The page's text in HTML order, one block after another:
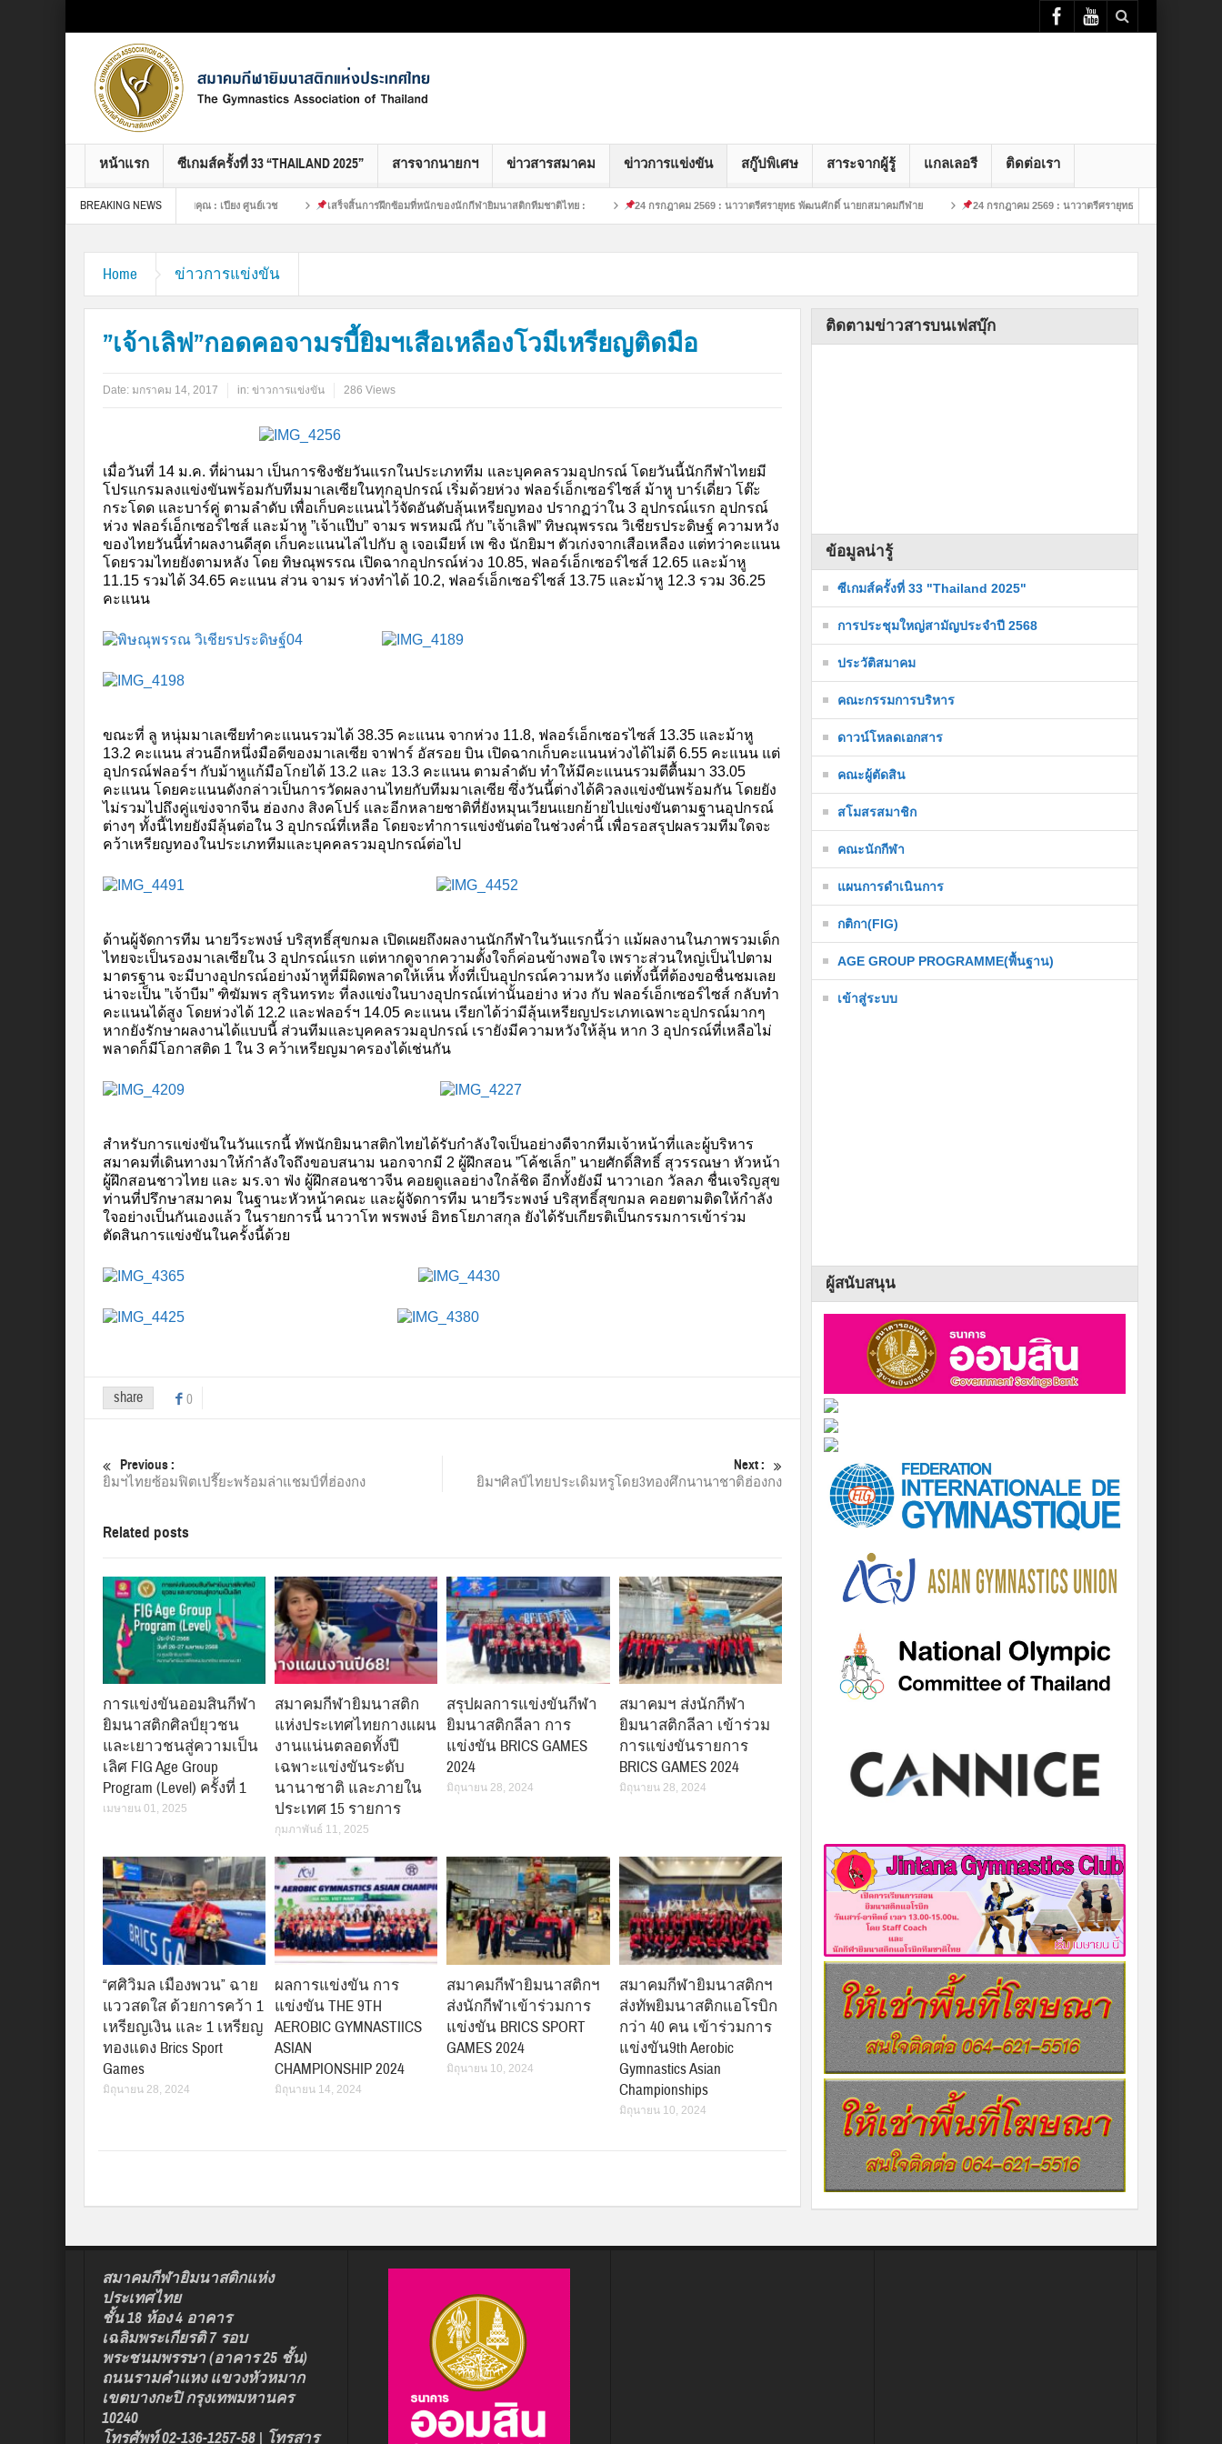
หน้าแรก ซีเกมส์ครั้งที่ 33 “THAILAND 2025” สารจากนายกฯ ข่าวสารสมาคม ข่าวการแข่งขัน สกู๊ปพิเศษ สาระจากผู้รู้ แกลเลอรี ติดต่อเรา
BREAKING NEWS
มนาสติกแห่งประเทศไทย ขอขอบคุณ : เปียง ศูนย์เวช เสร็จสิ้นการฝึกซ้อมที่หนักของนักกีฬายิมนาสติกทีมชาติไทย : 24 กรกฎาคม 2569 : นาวาตรีศรายุทธ พัฒนศักดิ์ นายกสมาคมกีฬาย 24 กรกฎาคม 2569 : นาวาตรีศรายุทธ พัฒนศักดิ์ นายกสมาคมกีฬาย
Home ข่าวการแข่งขัน
”เจ้าเลิฟ”กอดคอจามรบี้ยิมฯเสือเหลืองโวมีเหรียญติดมือ
Date: มกราคม 14, 2017 in: ข่าวการแข่งขัน 286 Views
เมื่อวันที่ 14 ม.ค. ที่ผ่านมา เป็นการชิงชัยวันแรกในประเภททีม และบุคคลรวมอุปกรณ์ โดยวันนี้นักกีฬาไทยมี
โปรแกรมลงแข่งขันพร้อมกับทีมมาเลเซียในทุกอุปกรณ์ เริ่มด้วยห่วง ฟลอร์เอ็กเซอร์ไซส์ ม้าหู บาร์เดี่ยว โต๊ะ
กระโดด และบาร์คู่ ตามลำดับ เพื่อเก็บคะแนนไว้จัดอันดับลุ้นเหรียญทอง ปรากฏว่าใน 3 อุปกรณ์แรก อุปกรณ์
ห่วง ฟลอร์เอ็กเซอร์ไซส์ และม้าหู ”เจ้าแป๊บ” จามร พรหมณี กับ ”เจ้าเลิฟ” ทิษณุพรรณ วิเชียรประดิษฐ์ ความหวัง
ของไทยวันนี้ทำผลงานดีสุด เก็บคะแนนไล่ไปกับ ลู เจอเมียห์ เพ ซิง นักยิมฯ ตัวเก่งจากเสือเหลือง แต่ทว่าคะแนน
โดยรวมไทยยังตามหลัง โดย ทิษณุพรรณ เปิดฉากอุปกรณ์ห่วง 10.85, ฟลอร์เอ็กเซอร์ไซส์ 12.65 และม้าหู
11.15 รวมได้ 34.65 คะแนน ส่วน จามร ห่วงทำได้ 10.2, ฟลอร์เอ็กเซอร์ไซส์ 13.75 และม้าหู 12.3 รวม 36.25
คะแนน
ขณะที่ ลู หนุ่มมาเลเซียทำคะแนนรวมได้ 38.35 คะแนน จากห่วง 11.8, ฟลอร์เอ็กเซอรไซส์ 13.35 และม้าหู
13.2 คะแนน ส่วนอีกหนึ่งมือดีของมาเลเซีย จาฟาร์ อัสรอย บิน เปิดฉากเก็บคะแนนห่วงได้ไม่ดี 6.55 คะแนน แต่
อุปกรณ์ฟลอร์ฯ กับม้าหูแก้มือโกยได้ 13.2 และ 13.3 คะแนน ตามลำดับ ทำให้มีคะแนนรวมตีตื้นมา 33.05
คะแนน โดยคะแนนดังกล่าวเป็นการวัดผลงานไทยกับทีมมาเลเซีย ซึ่งวันนี้ต่างได้คิวลงแข่งขันพร้อมกัน โดยยัง
ไม่รวมไปถึงคู่แข่งจากจีน ฮ่องกง สิงคโปร์ และอีกหลายชาติที่ยังหมุนเวียนแยกย้ายไปแข่งขันตามฐานอุปกรณ์
ต่างๆ ทั้งนี้ไทยยังมีลุ้นต่อใน 3 อุปกรณ์ที่เหลือ โดยจะทำการแข่งขันต่อในช่วงค่ำนี้ เพื่อรอสรุปผลรวมทีมใดจะ
คว้าเหรียญทองในประเภททีมและบุคคลรวมอุปกรณ์ต่อไป
ด้านผู้จัดการทีม นายวีระพงษ์ บริสุทธิ์สุขกมล เปิดเผยถึงผลงานนักกีฬาในวันแรกนี้ว่า แม้ผลงานในภาพรวมเด็ก
ไทยจะเป็นรองมาเลเซียใน 3 อุปกรณ์แรก แต่หากดูจากความตั้งใจก็ค่อนข้างพอใจ เพราะส่วนใหญ่เป็นไปตาม
มาตรฐาน จะมีบางอุปกรณ์อย่างม้าหูที่มีผิดพลาดให้เห็น ทั้งที่เป็นอุปกรณ์ความหวัง แต่ทั้งนี้ที่ต้องขอชื่นชมเลย
น่าจะเป็น ”เจ้าบีม” ฑิฆัมพร สุรินทรทะ ที่ลงแข่งในบางอุปกรณ์เท่านั้นอย่าง ห่วง กับ ฟลอร์เอ็กเซอร์ไซส์ กลับทำ
คะแนนได้สูง โดยห่วงได้ 12.2 และฟลอร์ฯ 14.05 คะแนน เรียกได้ว่ามีลุ้นเหรียญประเภทเฉพาะอุปกรณ์มากๆ
หากยังรักษาผลงานได้แบบนี้ ส่วนทีมและบุคคลรวมอุปกรณ์ เรายังมีความหวังให้ลุ้น หาก 3 อุปกรณ์ที่เหลือไม่
พลาดก็มีโอกาสติด 1 ใน 3 คว้าเหรียญมาครองได้เช่นกัน
สำหรับการแข่งขันในวันแรกนี้ ทัพนักยิมนาสติกไทยได้รับกำลังใจเป็นอย่างดีจากทีมเจ้าหน้าที่และผู้บริหาร
สมาคมที่เดินทางมาให้กำลังใจถึงขอบสนาม นอกจากมี 2 ผู้ฝึกสอน ”โค้ชเล็ก” นายศักดิ์สิทธิ์ สุวรรณษา หัวหน้า
ผู้ฝึกสอนชาวไทย และ มร.จา ฟ่ง ผู้ฝึกสอนชาวจีน คอยดูแลอย่างใกล้ชิด อีกทั้งยังมี นาวาเอก วัลลภ ชื่นเจริญสุข
ท่านที่ปรึกษาสมาคม ในฐานะหัวหน้าคณะ และผู้จัดการทีม นายวีระพงษ์ บริสุทธิ์สุขกมล คอยตามติดให้กำลัง
ใจอย่างเป็นกันเองแล้ว ในรายการนี้ นาวาโท พรพงษ์ อิทธโยภาสกุล ยังได้รับเกียรติเป็นกรรมการเข้าร่วม
ตัดสินการแข่งขันในครั้งนี้ด้วย
share 0
Previous :
ยิมฯไทยซ้อมฟิตเปรี๊ยะพร้อมล่าแชมป์ที่ฮ่องกง
Next :
ยิมฯศิลป์ไทยประเดิมหรูโดย3ทองศึกนานาชาติฮ่องกง
Related posts
การแข่งขันออมสินกีฬา
ยิมนาสติกศิลป์ยุวชน
และเยาวชนสู่ความเป็น
เลิศ FIG Age Group
Program (Level) ครั้งที่ 1
เมษายน 01, 2025
สมาคมกีฬายิมนาสติก
แห่งประเทศไทยกางแผน
งานแน่นตลอดทั้งปี
เฉพาะแข่งขันระดับ
นานาชาติ และภายใน
ประเทศ 15 รายการ
กุมภาพันธ์ 11, 2025
สรุปผลการแข่งขันกีฬา
ยิมนาสติกลีลา การ
แข่งขัน BRICS GAMES
2024
มิถุนายน 28, 2024
สมาคมฯ ส่งนักกีฬา
ยิมนาสติกลีลา เข้าร่วม
การแข่งขันรายการ
BRICS GAMES 2024
มิถุนายน 28, 2024
“ศศิวิมล เมืองพวน” ฉาย
แววสดใส ด้วยการคว้า 1
เหรียญเงิน และ 1 เหรียญ
ทองแดง Brics Sport
Games
มิถุนายน 28, 2024
ผลการแข่งขัน การ
แข่งขัน THE 9TH
AEROBIC GYMNASTIICS
ASIAN
CHAMPIONSHIP 2024
มิถุนายน 14, 2024
สมาคมกีฬายิมนาสติกฯ
ส่งนักกีฬาเข้าร่วมการ
แข่งขัน BRICS SPORT
GAMES 2024
มิถุนายน 10, 2024
สมาคมกีฬายิมนาสติกฯ
ส่งทัพยิมนาสติกแอโรบิก
กว่า 40 คน เข้าร่วมการ
แข่งขัน9th Aerobic
Gymnastics Asian
Championships
มิถุนายน 10, 2024
ติดตามข่าวสารบนเฟสบุ๊ก
ข้อมูลน่ารู้
ซีเกมส์ครั้งที่ 33 "Thailand 2025"
การประชุมใหญ่สามัญประจำปี 2568
ประวัติสมาคม
คณะกรรมการบริหาร
ดาวน์โหลดเอกสาร
คณะผู้ตัดสิน
สโมสรสมาชิก
คณะนักกีฬา
แผนการดำเนินการ
กติกา(FIG)
AGE GROUP PROGRAMME(พื้นฐาน)
เข้าสู่ระบบ
ผู้สนับสนุน
สมาคมกีฬายิมนาสติกแห่ง
ประเทศไทย
ชั้น 18 ห้อง 4 อาคาร
เฉลิมพระเกียรติ 7 รอบ
พระชนมพรรษา (อาคาร 25 ชั้น)
ถนนรามคำแหง แขวงหัวหมาก
เขตบางกะปิ กรุงเทพมหานคร
10240
โทรศัพท์ 02-136-1257-58 | โทรสาร